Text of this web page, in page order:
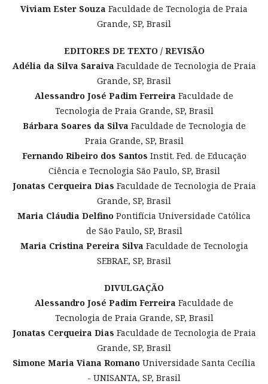
Viviam Ester Souza Faculdade de Tecnologia de Praia
Grande, SP, Brasil
EDITORES DE TEXTO / REVISÃO
Adélia da Silva Saraiva Faculdade de Tecnologia de Praia
Grande, SP, Brasil
Alessandro José Padim Ferreira Faculdade de
Tecnologia de Praia Grande, SP, Brasil
Bárbara Soares da Silva Faculdade de Tecnologia de
Praia Grande, SP, Brasil
Fernando Ribeiro dos Santos Instit. Fed. de Educação
Ciência e Tecnologia São Paulo, SP, Brasil
Jonatas Cerqueira Dias Faculdade de Tecnologia de Praia
Grande, SP, Brasil
Maria Cláudia Delfino Pontifícia Universidade Católica
de São Paulo, SP, Brasil
Maria Cristina Pereira Silva Faculdade de Tecnologia
SEBRAE, SP, Brasil
DIVULGAÇÃO
Alessandro José Padim Ferreira Faculdade de
Tecnologia de Praia Grande, SP, Brasil
Jonatas Cerqueira Dias Faculdade de Tecnologia de Praia
Grande, SP, Brasil
Simone Maria Viana Romano Universidade Santa Cecília
- UNISANTA, SP, Brasil